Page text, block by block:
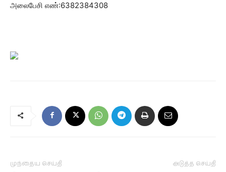
அலைபேசி எண்:6382384308
முந்தைய செய்தி அடுத்த செய்தி